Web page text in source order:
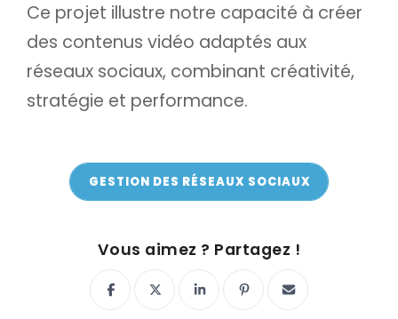
Ce projet illustre notre capacité à créer
des contenus vidéo adaptés aux
réseaux sociaux, combinant créativité,
stratégie et performance.
ON Y VA !
GESTION DES RÉSEAUX SOCIAUX
Vous aimez ? Partagez !